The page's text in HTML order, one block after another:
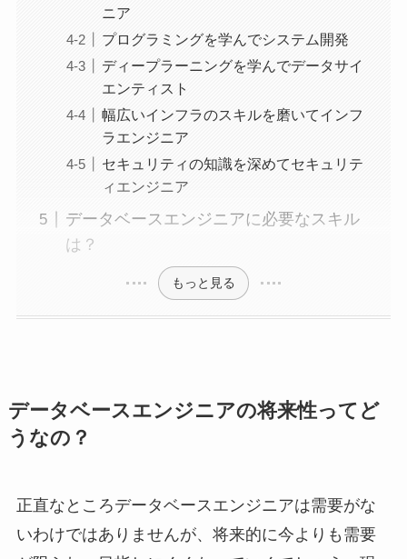
ニア
プログラミングを学んでシステム開発
ディープラーニングを学んでデータサイ
エンティスト
幅広いインフラのスキルを磨いてインフ
ラエンジニア
セキュリティの知識を深めてセキュリテ
ィエンジニア
データベースエンジニアに必要なスキル
は？
もっと見る
データベースエンジニアの将来性ってど
うなの？
正直なところデータベースエンジニアは需要がな
いわけではありませんが、将来的に今よりも需要